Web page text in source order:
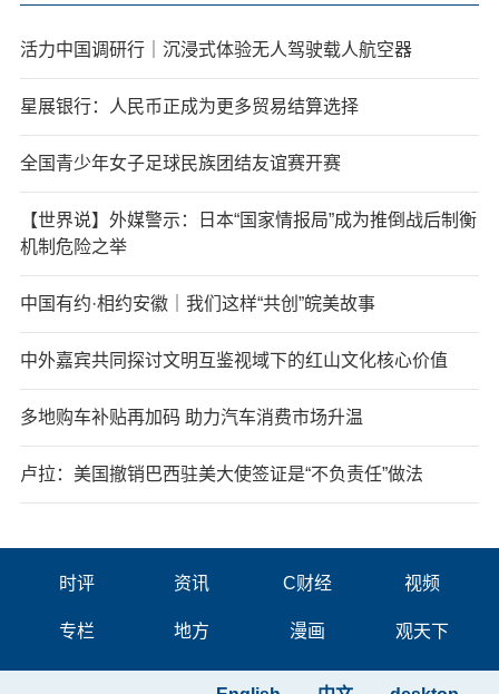
活力中国调研行｜沉浸式体验无人驾驶载人航空器
星展银行：人民币正成为更多贸易结算选择
全国青少年女子足球民族团结友谊赛开赛
【世界说】外媒警示：日本“国家情报局”成为推倒战后制衡
机制危险之举
中国有约·相约安徽｜我们这样“共创”皖美故事
中外嘉宾共同探讨文明互鉴视域下的红山文化核心价值
多地购车补贴再加码 助力汽车消费市场升温
卢拉：美国撤销巴西驻美大使签证是“不负责任”做法
时评 资讯 C财经 视频
专栏 地方 漫画 观天下